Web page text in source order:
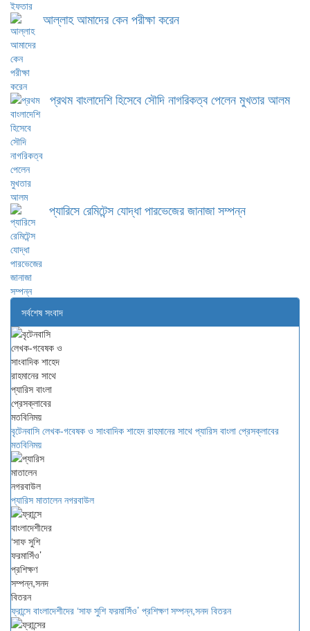
আল্লাহ আমাদের কেন পরীক্ষা করেন
প্রথম বাংলাদেশি হিসেবে সৌদি নাগরিকত্ব পেলেন মুখতার আলম
প্যারিসে রেমিটেন্স যোদ্ধা পারভেজের জানাজা সম্পন্ন
সর্বশেষ সংবাদ
বৃটেনবাসি লেখক-গবেষক ও সাংবাদিক শাহেদ রাহমানের সাথে প্যারিস বাংলা প্রেসক্লাবের
মতবিনিময়
প্যারিস মাতালেন নগরবাউল
ফ্রান্সে বাংলাদেশীদের ‘সাফ সুশি ফরমাসিঁও’ প্রশিক্ষণ সম্পন্ন,সনদ বিতরন